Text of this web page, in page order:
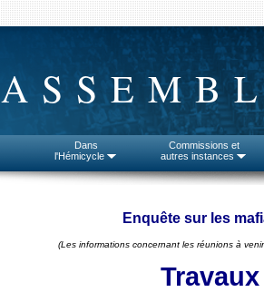
Dans
l'Hémicycle
Commissions et
autres instances
Enquête sur les
(Les informations concernant les réunions à